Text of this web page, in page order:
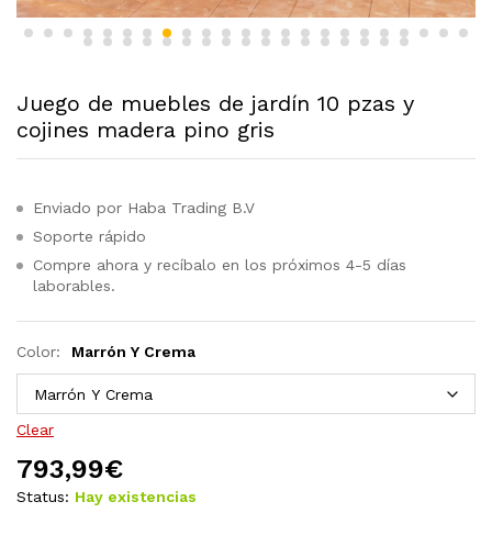
Juego de muebles de jardín 10 pzas y
cojines madera pino gris
Enviado por Haba Trading B.V
Soporte rápido
Compre ahora y recíbalo en los próximos 4-5 días
laborables.
Color: Marrón Y Crema
Clear
793,99€
Status: Hay existencias